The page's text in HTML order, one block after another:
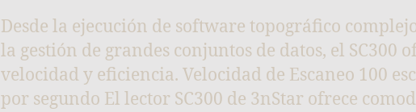
Desde la ejecución de software topográfico
la gestión de grandes conjuntos de datos, el SC300
velocidad y eficiencia. Velocidad de Escaneo 100
por segundo El lector SC300 de 3nStar ofrece